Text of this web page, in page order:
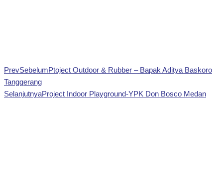
PrevSebelumPtoject Outdoor & Rubber – Bapak Aditya Baskoro
Tanggerang
SelanjutnyaProject Indoor Playground-YPK Don Bosco Medan